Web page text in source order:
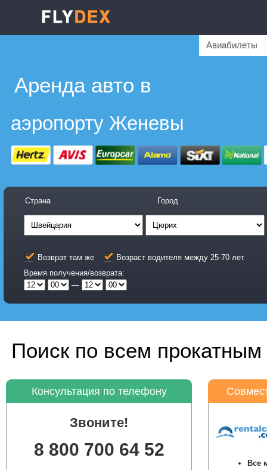
Авиабилеты
Аренда авто в
аэропорту Женевы
Страна Город
Возврат там же
Возраст водителя между 25-70 лет
Время получения/возврата:
—
Поиск по всем
Консультация по телефону
Звоните!
8 800 700 64 52
Все